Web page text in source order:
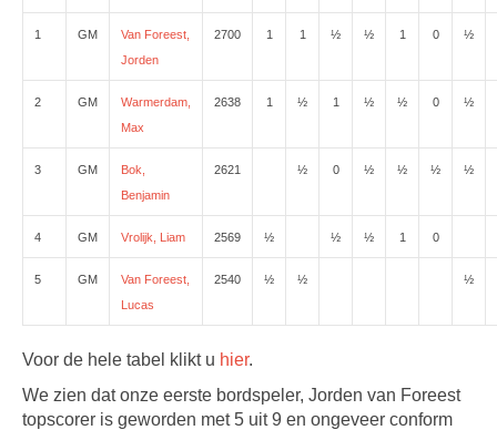
1 GM
Van Foreest,
Jorden
2700 1 1 ½ ½ 1 0 ½
2 GM
Warmerdam,
Max
2638 1 ½ 1 ½ ½ 0 ½
3 GM
Bok,
Benjamin
2621 ½ 0 ½ ½ ½ ½
4 GM Vrolijk, Liam 2569 ½ ½ ½ 1 0
5 GM
Van Foreest,
Lucas
2540 ½ ½ ½
Voor de hele tabel klikt u hier.
We zien dat onze eerste bordspeler, Jorden van Foreest
topscorer is geworden met 5 uit 9 en ongeveer conform